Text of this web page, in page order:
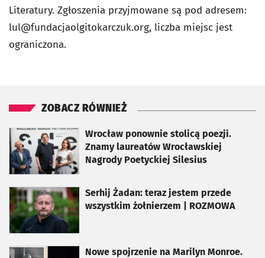
Literatury. Zgłoszenia przyjmowane są pod adresem:
lul@fundacjaolgitokarczuk.org, liczba miejsc jest
ograniczona.
ZOBACZ RÓWNIEŻ
Wrocław ponownie stolicą poezji.
Znamy laureatów Wrocławskiej
Nagrody Poetyckiej Silesius
otworzy się w nowej karcie
Serhij Żadan: teraz jestem przede
wszystkim żołnierzem | ROZMOWA
otworzy się w nowej karcie
Nowe spojrzenie na Marilyn Monroe.
otworzy się w nowej karcie